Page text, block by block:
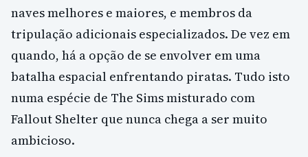
naves melhores e maiores, e membros da
tripulação adicionais especializados. De vez em
quando, há a opção de se envolver em uma
batalha espacial enfrentando piratas. Tudo isto
numa espécie de The Sims misturado com
Fallout Shelter que nunca chega a ser muito
ambicioso.